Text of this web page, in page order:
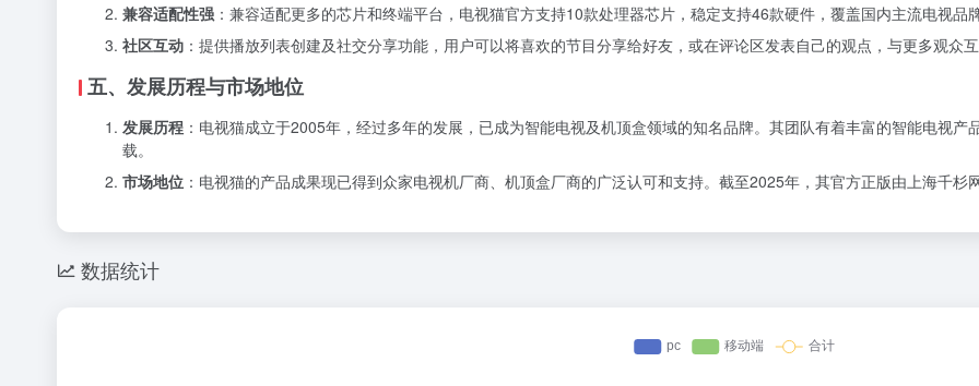
兼容适配性强 ：兼容适配更多的芯片和终端平台，电视猫官方支持10款处理器芯片，稳定支持46款硬件，覆盖国内主流电视品牌
社区互动 ：提供播放列表创建及社交分享功能，用户可以将喜欢的节目分享给好友，或在评论区发表自己的观点，与更多观众互
五、发展历程与市场地位
发展历程 ：电视猫成立于2005年，经过多年的发展，已成为智能电视及机顶盒领域的知名品牌。其团队有着丰富的智能电视
载。
市场地位 ：电视猫的产品成果现已得到众家电视机厂商、机顶盒厂商的广泛认可和支持。截至2025年，其官方正版由上海千杉
数据统计